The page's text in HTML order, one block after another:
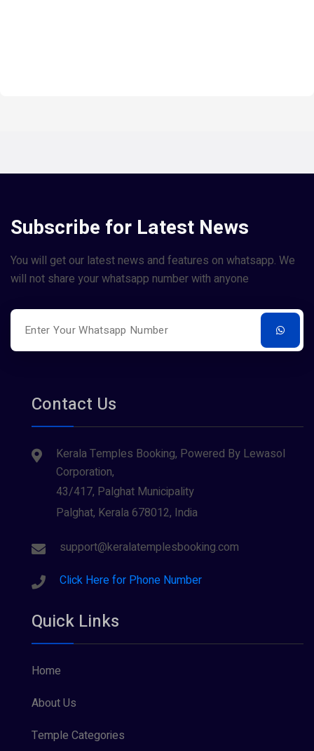
Subscribe for Latest News
You will get our latest news and features on whatsapp. We
will not share your whatsapp number with anyone
Contact Us
Kerala Temples Booking, Powered By Lewasol
Corporation,
43/417, Palghat Municipality
Palghat, Kerala 678012, India
support@keralatemplesbooking.com
Click Here for Phone Number
Quick Links
Home
About Us
Temple Categories